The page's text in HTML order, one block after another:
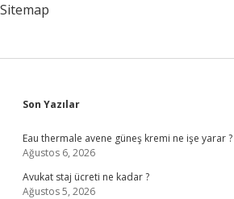
Sitemap
Sidebar
Son Yazılar
Eau thermale avene güneş kremi ne işe yarar ?
Ağustos 6, 2026
Avukat staj ücreti ne kadar ?
Ağustos 5, 2026